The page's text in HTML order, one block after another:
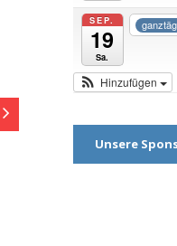
SEP.
19
Sa.
Hinzufügen
Unsere